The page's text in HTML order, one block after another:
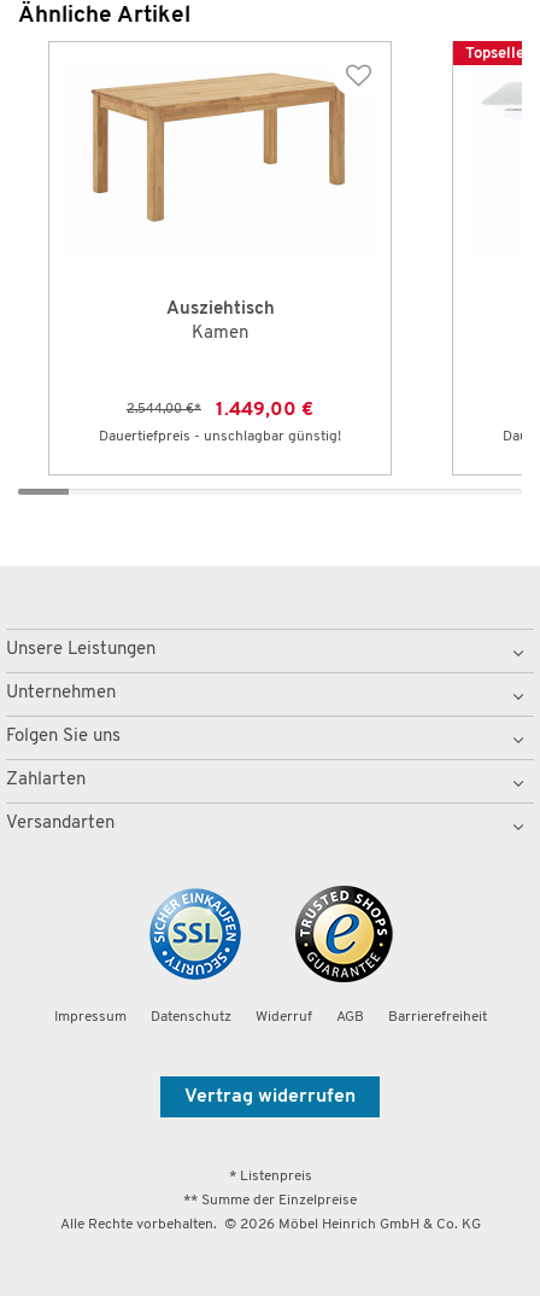
Ähnliche Artikel
Ausziehtisch
Kamen
2.544,00 €* 1.449,00 €
Dauertiefpreis - unschlagbar günstig!
Topseller
Unsere Leistungen
Unternehmen
Folgen Sie uns
Zahlarten
Versandarten
Impressum Datenschutz Widerruf AGB Barrierefreiheit
Vertrag widerrufen
* Listenpreis
** Summe der Einzelpreise
Alle Rechte vorbehalten. © 2026Möbel Heinrich GmbH & Co. KG